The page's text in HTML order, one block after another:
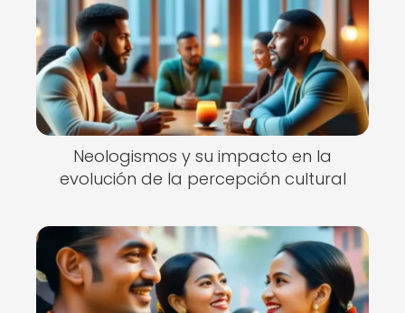
Neologismos y su impacto en la
evolución de la percepción cultural